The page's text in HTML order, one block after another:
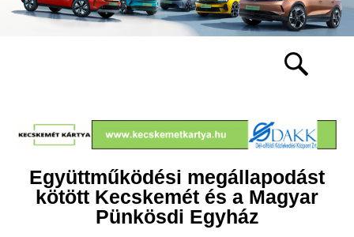
Együttműködési megállapodást
kötött Kecskemét és a Magyar
Pünkösdi Egyház